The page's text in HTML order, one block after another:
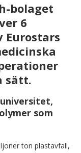
bolaget
6
Eurostars
sätt.
som
ton plastavfall,